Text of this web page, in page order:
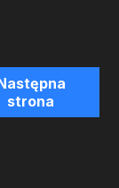
strona